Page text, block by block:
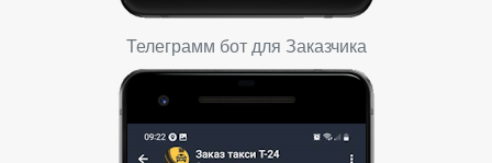
Телеграмм бот для Заказчика